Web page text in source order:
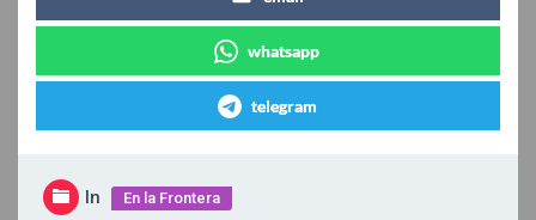
whatsapp
telegram
In En la Frontera